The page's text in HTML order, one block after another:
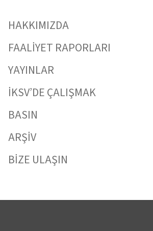
HAKKIMIZDA
FAALİYET RAPORLARI
YAYINLAR
İKSV’DE ÇALIŞMAK
BASIN
ARŞİV
BİZE ULAŞIN